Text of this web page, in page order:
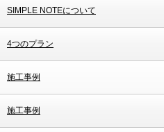
SIMPLE NOTEについて
4つのプラン
施工事例
施工事例